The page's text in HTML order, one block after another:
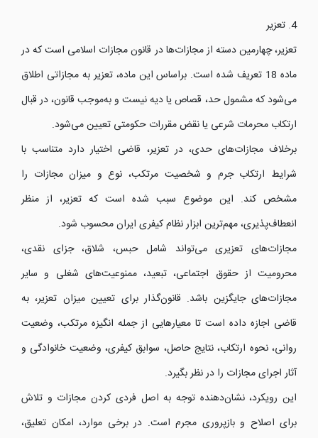
4. تعزیر
تعزیر، چهارمین دسته از مجازات‌ها در قانون مجازات اسلامی است که در
ماده 18 تعریف شده است. براساس این ماده، تعزیر به مجازاتی اطلاق
می‌شود که مشمول حد، قصاص یا دیه نیست و به‌موجب قانون، در قبال
ارتکاب محرمات شرعی یا نقض مقررات حکومتی تعیین می‌شود.
برخلاف مجازات‌های حدی، در تعزیر، قاضی اختیار دارد متناسب با
شرایط ارتکاب جرم و شخصیت مرتکب، نوع و میزان مجازات را
مشخص کند. این موضوع سبب شده است که تعزیر، از منظر
انعطاف‌پذیری، مهم‌ترین ابزار نظام کیفری ایران محسوب شود.
مجازات‌های تعزیری می‌تواند شامل حبس، شلاق، جزای نقدی،
محرومیت از حقوق اجتماعی، تبعید، ممنوعیت‌های شغلی و سایر
مجازات‌های جایگزین باشد. قانون‌گذار برای تعیین میزان تعزیر، به
قاضی اجازه داده است تا معیارهایی از جمله انگیزه مرتکب، وضعیت
روانی، نحوه ارتکاب، نتایج حاصل، سوابق کیفری، وضعیت خانوادگی و
آثار اجرای مجازات را در نظر بگیرد.
این رویکرد، نشان‌دهنده توجه به اصل فردی کردن مجازات و تلاش
برای اصلاح و بازپروری مجرم است. در برخی موارد، امکان تعلیق،